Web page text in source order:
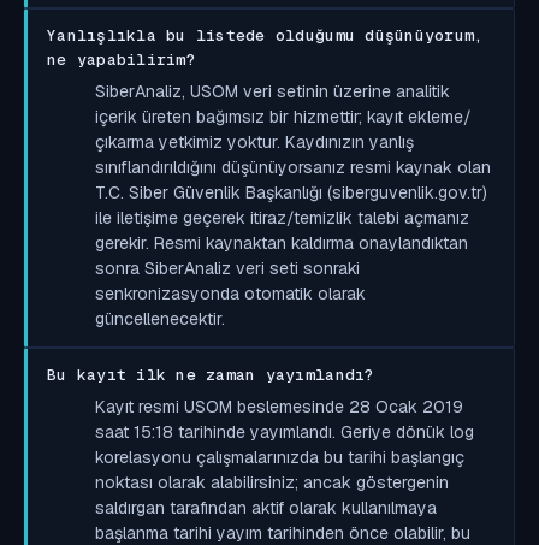
Yanlışlıkla bu listede olduğumu düşünüyorum,
ne yapabilirim?
SiberAnaliz, USOM veri setinin üzerine analitik
içerik üreten bağımsız bir hizmettir; kayıt ekleme/
çıkarma yetkimiz yoktur. Kaydınızın yanlış
sınıflandırıldığını düşünüyorsanız resmi kaynak olan
T.C. Siber Güvenlik Başkanlığı (siberguvenlik.gov.tr)
ile iletişime geçerek itiraz/temizlik talebi açmanız
gerekir. Resmi kaynaktan kaldırma onaylandıktan
sonra SiberAnaliz veri seti sonraki
senkronizasyonda otomatik olarak
güncellenecektir.
Bu kayıt ilk ne zaman yayımlandı?
Kayıt resmi USOM beslemesinde 28 Ocak 2019
saat 15:18 tarihinde yayımlandı. Geriye dönük log
korelasyonu çalışmalarınızda bu tarihi başlangıç
noktası olarak alabilirsiniz; ancak göstergenin
saldırgan tarafından aktif olarak kullanılmaya
başlanma tarihi yayım tarihinden önce olabilir, bu